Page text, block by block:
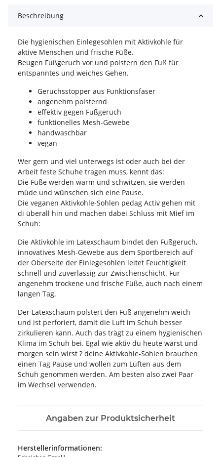
Beschreibung
Die hygienischen Einlegesohlen mit Aktivkohle für
aktive Menschen und frische Füße.
Beugen Fußgeruch vor und polstern den Fuß für
entspanntes und weiches Gehen.
Geruchsstopper aus Funktionsfaser
angenehm polsternd
effektiv gegen Fußgeruch
funktionelles Mesh-Gewebe
handwaschbar
vegan
Wer gern und viel unterwegs ist oder auch bei der
Arbeit feste Schuhe tragen muss, kennt das:
Die Füße werden warm und schwitzen, sie werden
müde und wünschen sich eine Pause.
Die veganen Aktivkohle-Sohlen pedag Activ gehen mit
di überall hin und machen dabei Schluss mit Mief im
Schuh:
Die Aktivkohle im Latexschaum bindet den Fußgeruch,
innovatives Mesh-Gewebe aus dem Sportbereich auf
der Oberseite der Einlegesohlen leitet Feuchtigkeit
schnell und zuverlässig zur Zwischenschicht. Für
angenehm trockene und frische Füße, auch nach einem
langen Tag.
Der Latexschaum polstert den Fuß angenehm weich
und ist perforiert, damit die Luft im Schuh besser
zirkulieren kann. Auch das trägt zu einem hygienischen
Klima im Schuh bei. Egal wie aktiv du heute warst und
morgen sein wirst ? deine Aktivkohle-Sohlen brauchen
einen Tag Pause und wollen zum Lüften aus dem
Schuh genommen werden. Am besten also zwei Paar
im Wechsel verwenden.
Angaben zur Produktsicherheit
Herstellerinformationen: